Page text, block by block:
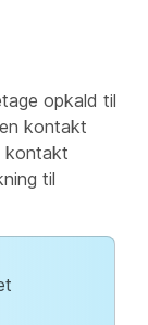
opkald til
kontakt
kontakt
til